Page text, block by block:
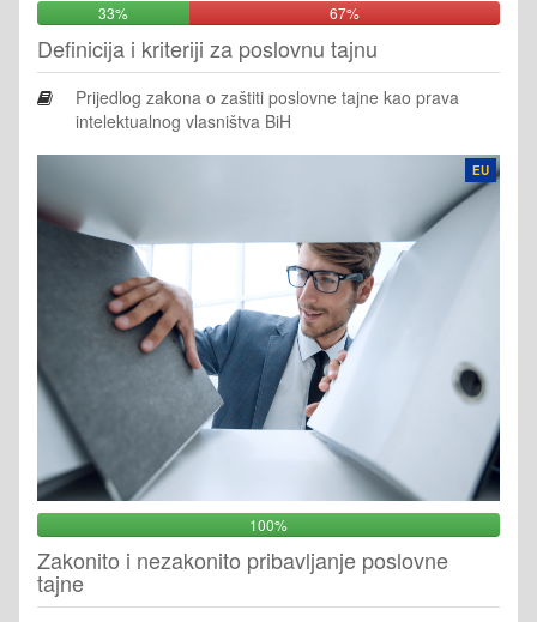
33% 67%
Definicija i kriteriji za poslovnu tajnu
Prijedlog zakona o zaštiti poslovne tajne kao prava
intelektualnog vlasništva BiH
EU
100%
Zakonito i nezakonito pribavljanje poslovne
tajne